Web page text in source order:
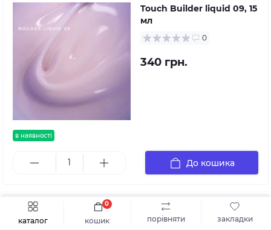
каталог порівняти закладки
кошик
0
Швидке замовлення До кошика
в наявності
Touch Builder liquid 09, 15
мл
0
340 грн.
До кошика
Touch Builder liquid 10, 15
мл